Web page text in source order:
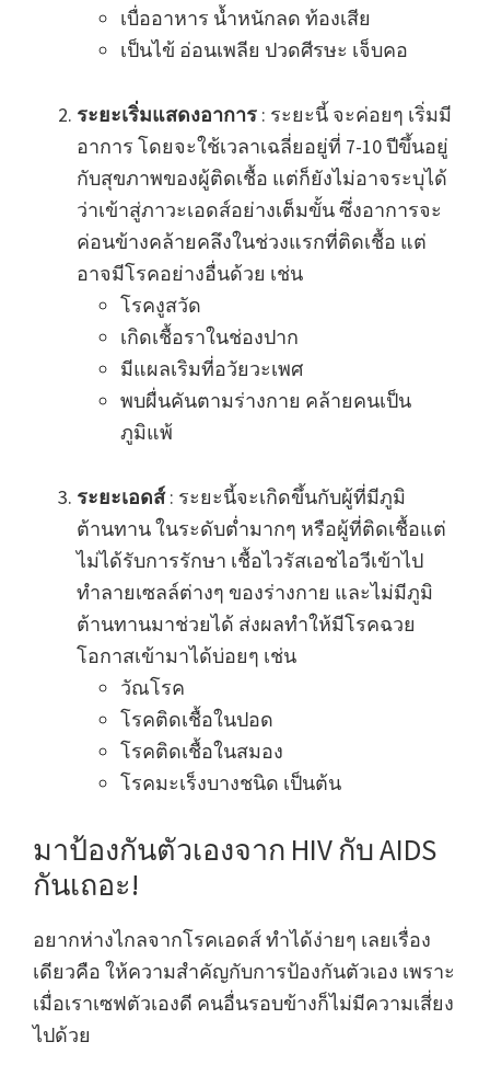
เบื่ออาหาร น้ำหนักลด ท้องเสีย
เป็นไข้ อ่อนเพลีย ปวดศีรษะ เจ็บคอ
ระยะเริ่มแสดงอาการ : ระยะนี้ จะค่อยๆ เริ่มมี
อาการ โดยจะใช้เวลาเฉลี่ยอยู่ที่ 7-10 ปีขึ้นอยู่
กับสุขภาพของผู้ติดเชื้อ แต่ก็ยังไม่อาจระบุได้
ว่าเข้าสู่ภาวะเอดส์อย่างเต็มขั้น ซึ่งอาการจะ
ค่อนข้างคล้ายคลึงในช่วงแรกที่ติดเชื้อ แต่
อาจมีโรคอย่างอื่นด้วย เช่น
โรคงูสวัด
เกิดเชื้อราในช่องปาก
มีแผลเริมที่อวัยวะเพศ
พบผื่นคันตามร่างกาย คล้ายคนเป็น
ภูมิแพ้
ระยะเอดส์: ระยะนี้จะเกิดขึ้นกับผู้ที่มีภูมิ
ต้านทาน ในระดับต่ำมากๆ หรือผู้ที่ติดเชื้อแต่
ไม่ได้รับการรักษา เชื้อไวรัสเอชไอวีเข้าไป
ทำลายเซลล์ต่างๆ ของร่างกาย และไม่มีภูมิ
ต้านทานมาช่วยได้ ส่งผลทำให้มีโรคฉวย
โอกาสเข้ามาได้บ่อยๆ เช่น
วัณโรค
โรคติดเชื้อในปอด
โรคติดเชื้อในสมอง
โรคมะเร็งบางชนิด เป็นต้น
มาป้องกันตัวเองจาก HIV กับ AIDS
กันเถอะ!
อยากห่างไกลจากโรคเอดส์ ทำได้ง่ายๆ เลยเรื่อง
เดียวคือ ให้ความสำคัญกับการป้องกันตัวเอง เพราะ
เมื่อเราเซฟตัวเองดี คนอื่นรอบข้างก็ไม่มีความเสี่ยง
ไปด้วย